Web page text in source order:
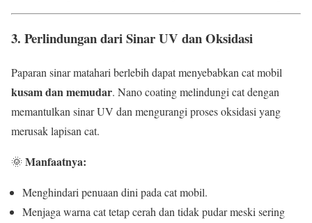
3. Perlindungan dari Sinar UV dan Oksidasi
Paparan sinar matahari berlebih dapat menyebabkan cat mobil
kusam dan memudar. Nano coating melindungi cat dengan
memantulkan sinar UV dan mengurangi proses oksidasi yang
merusak lapisan cat.
🌞 Manfaatnya:
Menghindari penuaan dini pada cat mobil.
Menjaga warna cat tetap cerah dan tidak pudar meski sering